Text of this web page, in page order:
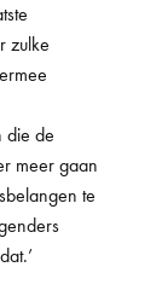
zulke
die de
meer gaan
te